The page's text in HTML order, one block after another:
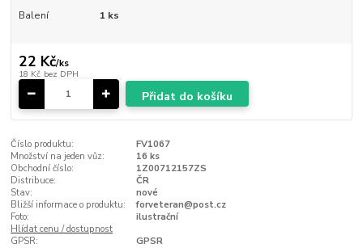
Balení
1 ks
22 Kč/ks
18 Kč bez DPH
Přidat do košíku
Číslo produktu:
FV1067
Množství na jeden vůz:
16 ks
Obchodní číslo:
1Z00712157ZS
Distribuce:
ČR
Stav:
nové
Bližší informace o produktu:
forveteran@post.cz
Foto:
ilustrační
Hlídat cenu / dostupnost
GPSR:
GPSR